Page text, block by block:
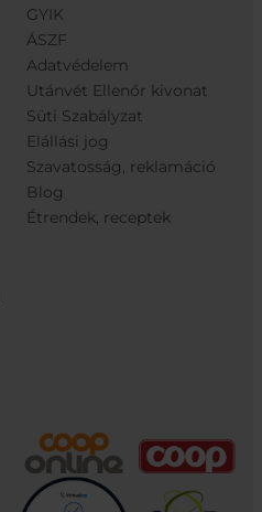
GYIK
ÁSZF
Adatvédelem
Utánvét Ellenőr kivonat
Süti Szabályzat
Elállási jog
Szavatosság, reklamáció
Blog
Étrendek, receptek